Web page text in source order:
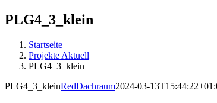
PLG4_3_klein
Startseite
Projekte Aktuell
PLG4_3_klein
PLG4_3_kleinRedDachraum2024-03-